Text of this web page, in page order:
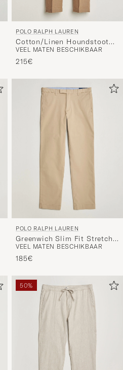
POLO RALPH LAUREN
Cotton/Linen Houndstooth
Pants Vintage Khaki
VEEL MATEN BESCHIKBAAR
215€
POLO RALPH LAUREN
Greenwich Slim Fit Stretch
Chinos Classic Khaki
VEEL MATEN BESCHIKBAAR
185€
50%